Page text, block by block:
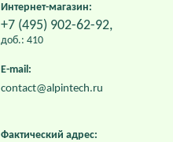
Интернет-магазин:
+7 (495) 902-62-92,
доб.: 410
E-mail:
contact@alpintech.ru
Фактический адрес: